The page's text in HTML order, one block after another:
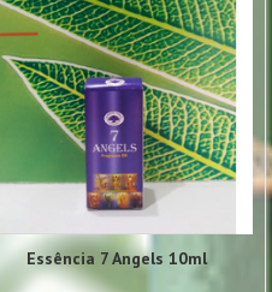
Essência 7 Angels 10ml